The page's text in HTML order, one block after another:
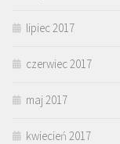
lipiec 2017
czerwiec 2017
maj 2017
kwiecień 2017